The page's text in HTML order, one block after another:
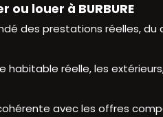
louer à BURBURE
des prestations réelles,
habitable réelle, les
avec les offres